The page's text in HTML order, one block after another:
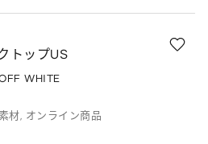
トップUS
WHITE
材, オンライン商品